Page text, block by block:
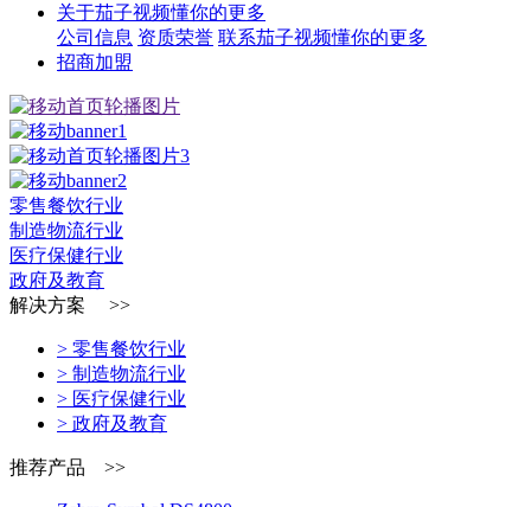
关于茄子视频懂你的更多
公司信息 资质荣誉 联系茄子视频懂你的更多
招商加盟
零售餐饮行业
制造物流行业
医疗保健行业
政府及教育
解决方案 >>
> 零售餐饮行业
> 制造物流行业
> 医疗保健行业
> 政府及教育
推荐产品 >>